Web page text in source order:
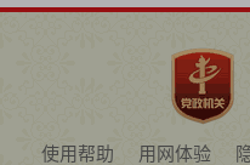
使用帮助 用网体验